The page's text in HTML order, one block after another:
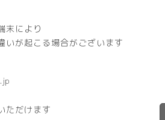
末により
いが起こる場合がございます
ただけます